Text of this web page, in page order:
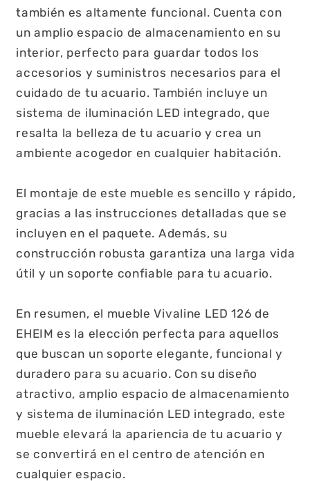
también es altamente funcional. Cuenta con
un amplio espacio de almacenamiento en su
interior, perfecto para guardar todos los
accesorios y suministros necesarios para el
cuidado de tu acuario. También incluye un
sistema de iluminación LED integrado, que
resalta la belleza de tu acuario y crea un
ambiente acogedor en cualquier habitación.
El montaje de este mueble es sencillo y rápido,
gracias a las instrucciones detalladas que se
incluyen en el paquete. Además, su
construcción robusta garantiza una larga vida
útil y un soporte confiable para tu acuario.
En resumen, el mueble Vivaline LED 126 de
EHEIM es la elección perfecta para aquellos
que buscan un soporte elegante, funcional y
duradero para su acuario. Con su diseño
atractivo, amplio espacio de almacenamiento
y sistema de iluminación LED integrado, este
mueble elevará la apariencia de tu acuario y
se convertirá en el centro de atención en
cualquier espacio.